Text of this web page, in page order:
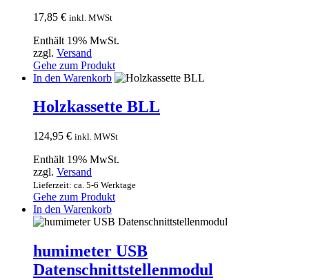
17,85 € inkl. MWSt
Enthält 19% MwSt.
zzgl. Versand
Gehe zum Produkt
In den Warenkorb
Holzkassette BLL
124,95 € inkl. MWSt
Enthält 19% MwSt.
zzgl. Versand
Lieferzeit: ca. 5-6 Werktage
Gehe zum Produkt
In den Warenkorb
humimeter USB
Datenschnittstellenmodul